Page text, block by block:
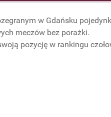
w Gdańsku
meczów bez porażki.
pozycję w rankingu